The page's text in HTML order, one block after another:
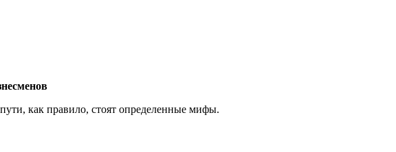
как правило, стоят определенные мифы.